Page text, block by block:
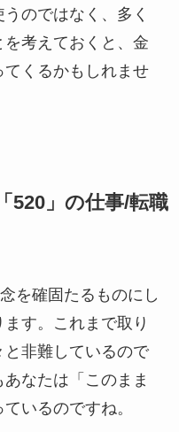
のではなく、多く
考えておくと、金
くるかもしれませ
520」の仕事/転職
を確固たるものにし
す。これまで取り
非難しているので
なたは「このまま
いるのですね。